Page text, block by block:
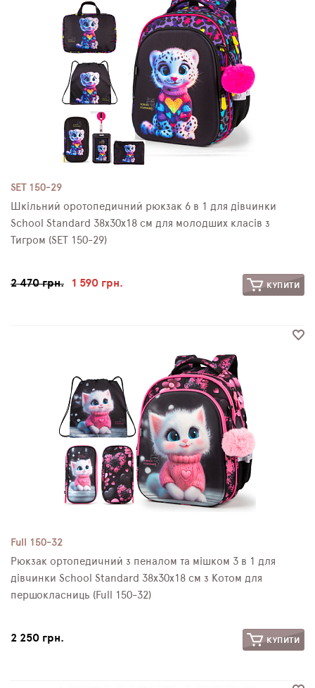
SET 150-29
Шкільний оротопедичний рюкзак 6 в 1 для дівчинки
School Standard 38х30х18 см для молодших класів з
Тигром (SET 150-29)
2 470 грн. 1 590 грн. КУПИТИ
Full 150-32
Рюкзак ортопедичний з пеналом та мішком 3 в 1 для
дівчинки School Standard 38х30х18 см з Котом для
першокласниць (Full 150-32)
2 250 грн. КУПИТИ